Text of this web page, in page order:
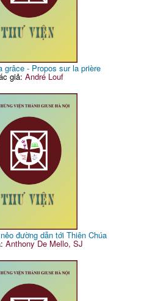
grâce - Propos sur la prière
giả: André Louf
đường dẫn tới Thiên Chúa
Anthony De Mello, SJ